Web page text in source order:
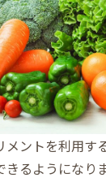
メントを利用す
きるようになり